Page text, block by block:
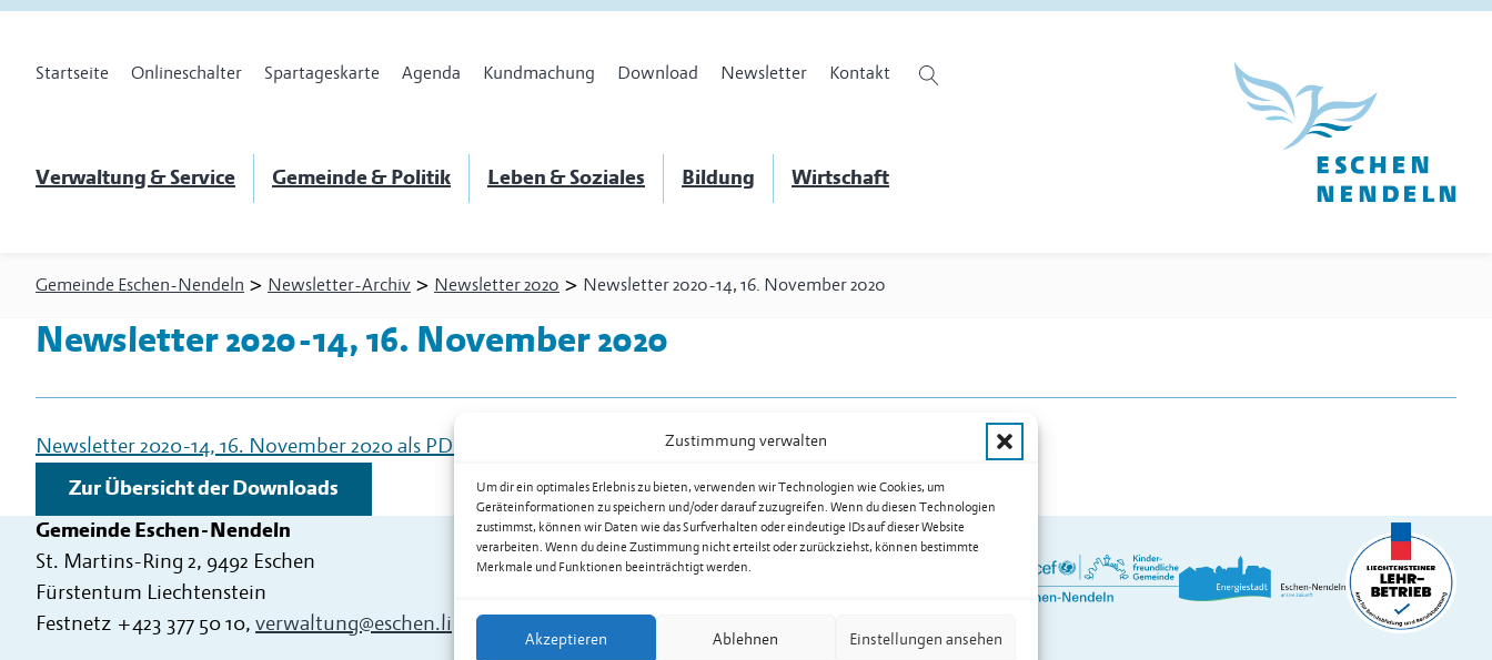
Zustimmung verwalten
Um dir ein optimales Erlebnis zu bieten, verwenden wir Technologien wie Cookies, um
Geräteinformationen zu speichern und/oder darauf zuzugreifen. Wenn du diesen Technologien
zustimmst, können wir Daten wie das Surfverhalten oder eindeutige IDs auf dieser Website
verarbeiten. Wenn du deine Zustimmung nicht erteilst oder zurückziehst, können bestimmte
Merkmale und Funktionen beeinträchtigt werden.
Akzeptieren Ablehnen Einstellungen ansehen
Startseite Onlineschalter Spartageskarte Agenda Kundmachung Download Newsletter Kontakt
Verwaltung & Service Gemeinde & Politik Leben & Soziales Bildung Wirtschaft
Gemeinde Eschen-Nendeln > Newsletter-Archiv > Newsletter 2020 > Newsletter 2020-14, 16. November 2020
Newsletter 2020-14, 16. November 2020
Newsletter 2020-14, 16. November 2020 als PDF herunterladen
Zur Übersicht der Downloads
Gemeinde Eschen-Nendeln
St. Martins-Ring 2, 9492 Eschen
Fürstentum Liechtenstein
Festnetz +423 377 50 10, verwaltung@eschen.li